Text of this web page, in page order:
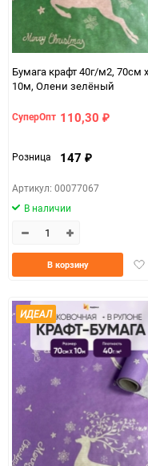
Бумага крафт 40г/м2, 70см x
10м, Олени зелёный
СуперОпт 110,30 ₽
Розница 147 ₽
Артикул: 00077067
В наличии
В корзину
ИДЕАЛ